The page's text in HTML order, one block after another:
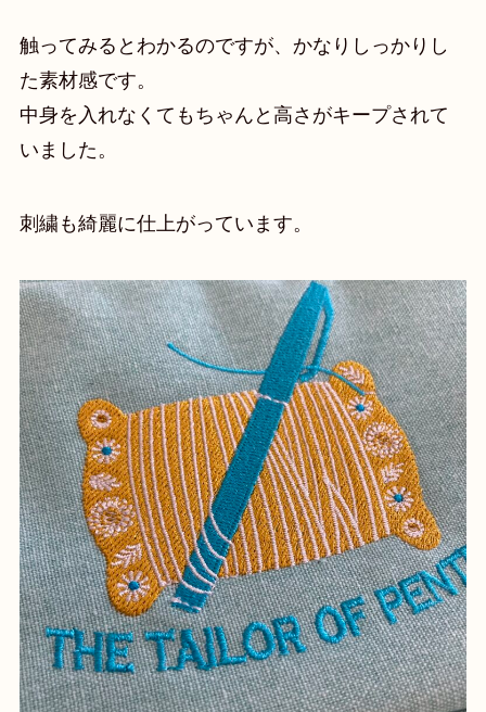
触ってみるとわかるのですが、かなりしっかりし
た素材感です。
中身を入れなくてもちゃんと高さがキープされて
いました。
刺繍も綺麗に仕上がっています。